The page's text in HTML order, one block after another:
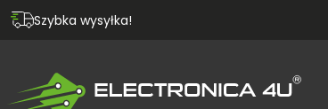
Szybka wysyłka!